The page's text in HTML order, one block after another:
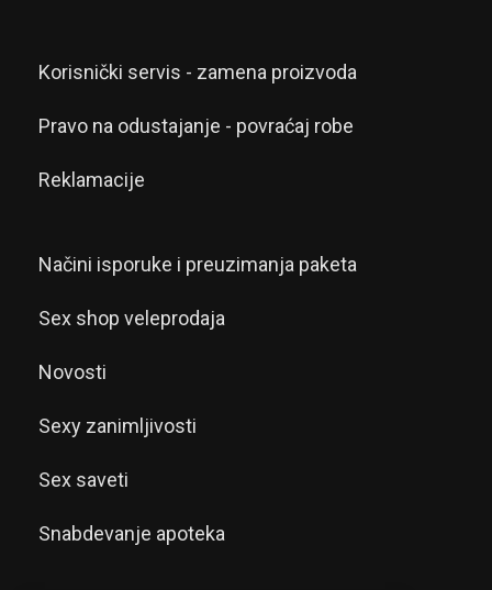
Korisnički servis - zamena proizvoda
Pravo na odustajanje - povraćaj robe
Reklamacije
Načini isporuke i preuzimanja paketa
Sex shop veleprodaja
Novosti
Sexy zanimljivosti
Sex saveti
Snabdevanje apoteka